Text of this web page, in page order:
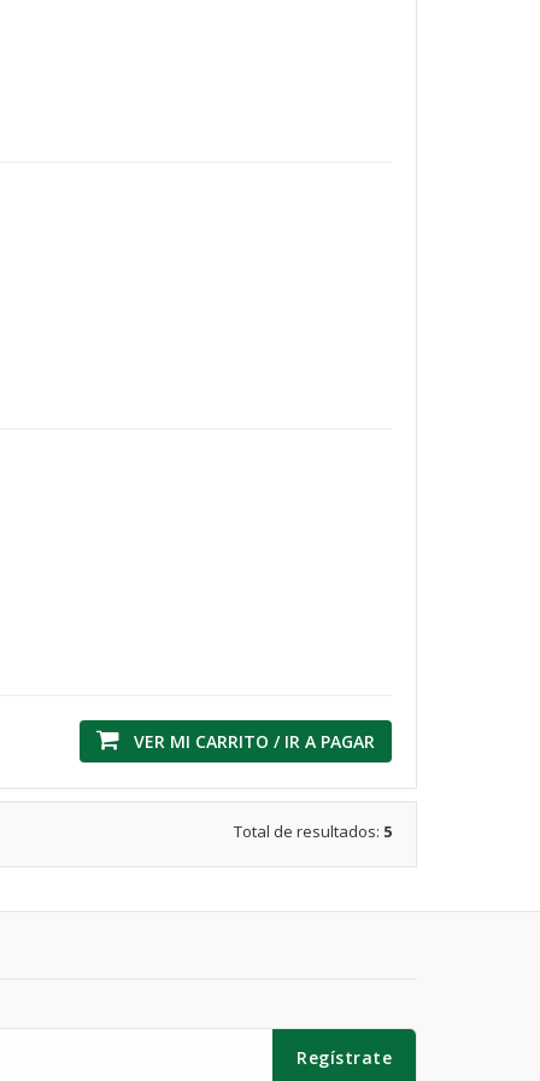
VER MI CARRITO / IR A PAGAR
Total de resultados: 5
Regístrate